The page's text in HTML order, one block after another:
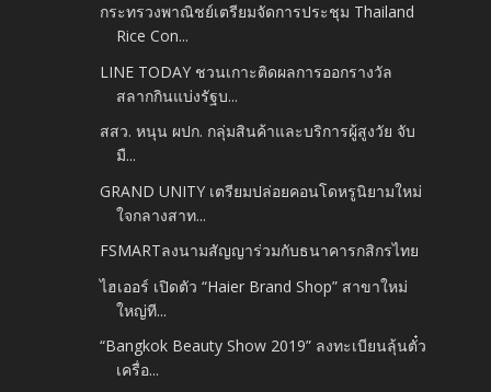
กระทรวงพาณิชย์เตรียมจัดการประชุม Thailand
Rice Con...
LINE TODAY ชวนเกาะติดผลการออกรางวัล
สลากกินแบ่งรัฐบ...
สสว. หนุน ผปก. กลุ่มสินค้าและบริการผู้สูงวัย จับ
มื...
GRAND UNITY เตรียมปล่อยคอนโดหรูนิยามใหม่
ใจกลางสาท...
FSMARTลงนามสัญญาร่วมกับธนาคารกสิกรไทย
ไฮเออร์ เปิดตัว “Haier Brand Shop” สาขาใหม่
ใหญ่ที...
“Bangkok Beauty Show 2019” ลงทะเบียนลุ้นตั๋ว
เครื่อ...